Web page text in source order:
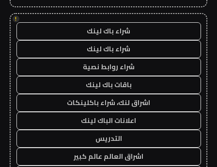
!
شراء باك لينك
شراء باك لينك
شراء روابط نصية
باقات باك لينك
اشراق لنك، شراء باكلينكات
اعلانات الباك لينك
التدريس
اشراق العالم عالم كبير